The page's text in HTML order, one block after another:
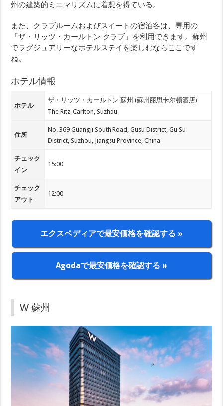
州の建築的ミニマリズムに着想を得ている。
また、クラブルームおよびスイートの宿泊客は、専用の
「ザ・リッツ・カールトン クラブ」を利用できます。蘇州
でラグジュアリーなホテルステイを楽しむならここです
ね。
ホテル情報
ホテル
ザ・リッツ・カールトン 蘇州 (蘇州丽思卡尔顿酒店)
The Ritz-Carlton, Suzhou
住所
No. 369 Guangji South Road, Gusu District, Gu Su
District, Suzhou, Jiangsu Province, China
チェック
イン
15:00
チェック
アウト
12:00
エクスペディアで最安価格を確認する »
Agodaで最安価格を確認する »
W 蘇州